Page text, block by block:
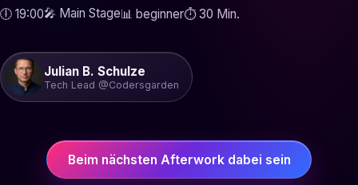
🕕 19:00🎤 Main Stage📊 beginner⏱ 30 Min.
Julian B. Schulze
Tech Lead @Codersgarden
Beim nächsten Afterwork dabei sein